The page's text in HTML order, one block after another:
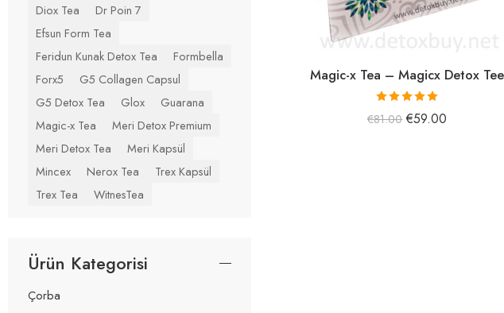
Magic-x Tea – Magicx Detox Tee
5 üzerinden
€81.00 €59.00
Diox Tea
Dr Poin 7
Efsun Form Tea
Feridun Kunak Detox Tea
Formbella
Forx5
G5 Collagen Capsul
G5 Detox Tea
Glox
Guarana
Magic-x Tea
Meri Detox Premium
Meri Detox Tea
Meri Kapsül
Mincex
Nerox Tea
Trex Kapsül
Trex Tea
WitnesTea
Ürün Kategorisi
Çorba